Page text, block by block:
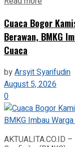
Cuaca Bogor
Berawan, BMKG
Cuaca
byArsyit Syarifudin
August 5, 2026
0
AKTUALITA.CO.ID